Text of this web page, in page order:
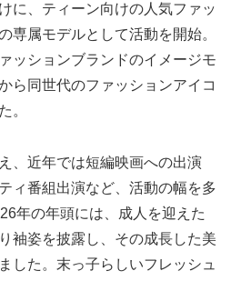
に、ティーン向けの人気ファッ
専属モデルとして活動を開始。
ッションブランドのイメージモ
ら同世代のファッションアイコ
。
、近年では短編映画への出演
ィ番組出演など、活動の幅を多
年の年頭には、成人を迎えた
袖姿を披露し、その成長した美
した。末っ子らしいフレッシュ